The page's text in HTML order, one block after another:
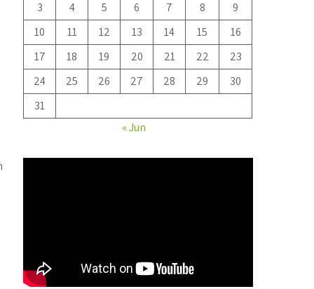
3
4 5 6 7 8
9
10
11 12 13 14 15
16
17
18 19 20 21 22
23
24
25 26 27 28 29
30
31
« Jun